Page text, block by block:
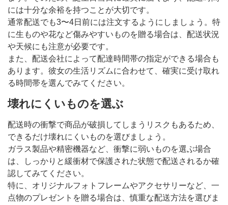
には十分な余裕を持つことが大切です。
通常配送でも3〜4日前には注文するようにしましょう。特
に生ものや花など傷みやすいものを贈る場合は、配送状況
や天候にも注意が必要です。
また、配送会社によって配達時間帯の指定ができる場合も
あります。彼女の生活リズムに合わせて、確実に受け取れ
る時間帯を選んでみてください。
壊れにくいものを選ぶ
配送時の衝撃で商品が破損してしまうリスクもあるため、
できるだけ壊れにくいものを選びましょう。
ガラス製品や精密機器など、衝撃に弱いものを選ぶ場合
は、しっかりと緩衝材で保護された状態で配送されるか確
認してみてください。
特に、オリジナルフォトフレームやアクセサリーなど、一
点物のプレゼントを贈る場合は、慎重な配送方法を選びま